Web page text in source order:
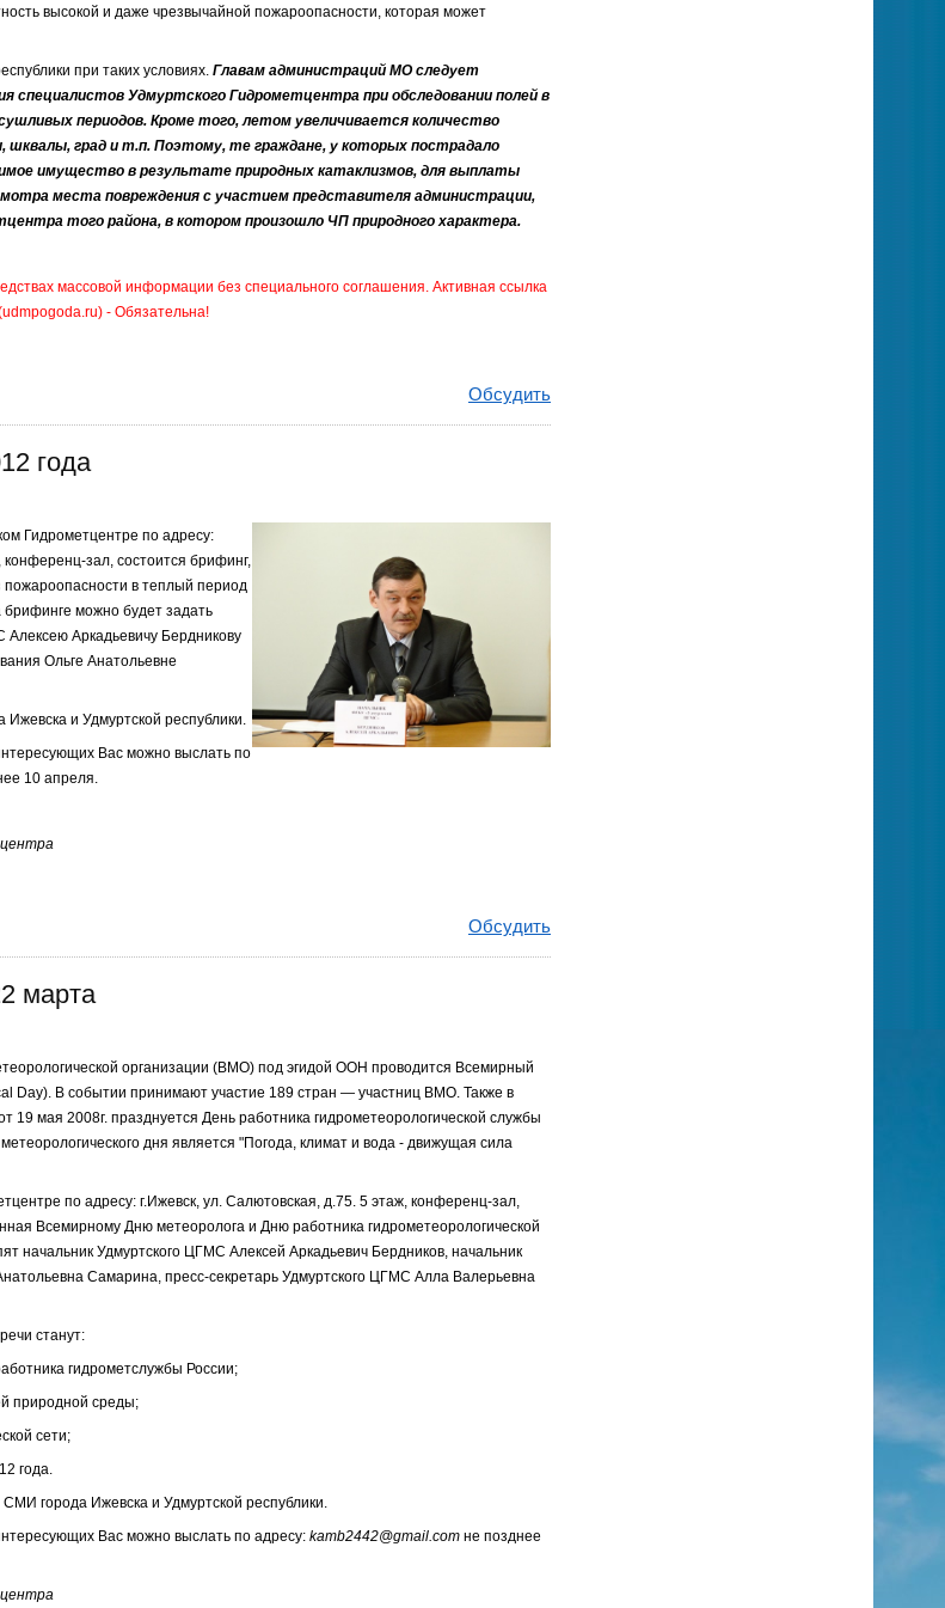
высокой и даже чрезвычайной пожароопасности, которая может
при таких условиях. Главам администраций МО следует
специалистов Удмуртского Гидрометцентра при обследовании полей в
периодов. Кроме того, летом увеличивается количество
шквалы, град и т.п. Поэтому, те граждане, у которых пострадало
имущество в результате природных катаклизмов, для выплаты
места повреждения с участием представителя администрации,
того района, в котором произошло ЧП природного характера.
массовой информации без специального соглашения. Активная ссылка
- Обязательна!
Обсудить
года
Гидрометцентре по адресу:
зал, состоится брифинг,
пожароопасности в теплый период
можно будет задать
Аркадьевичу Бердникову
Ольге Анатольевне
и Удмуртской республики.
Вас можно выслать по
10 апреля.
Обсудить
марта
организации (ВМО) под эгидой ООН проводится Всемирный
Day). В событии принимают участие 189 стран — участниц ВМО. Также в
19 мая 2008г. празднуется День работника гидрометеорологической службы
дня является "Погода, климат и вода - движущая сила
по адресу: г.Ижевск, ул. Салютовская, д.75. 5 этаж, конференц-зал,
Всемирному Дню метеоролога и Дню работника гидрометеорологической
начальник Удмуртского ЦГМС Алексей Аркадьевич Бердников, начальник
Самарина, пресс-секретарь Удмуртского ЦГМС Алла Валерьевна
станут:
гидрометслужбы России;
природной среды;
сети;
года.
города Ижевска и Удмуртской республики.
Вас можно выслать по адресу: kamb2442@gmail.com не позднее